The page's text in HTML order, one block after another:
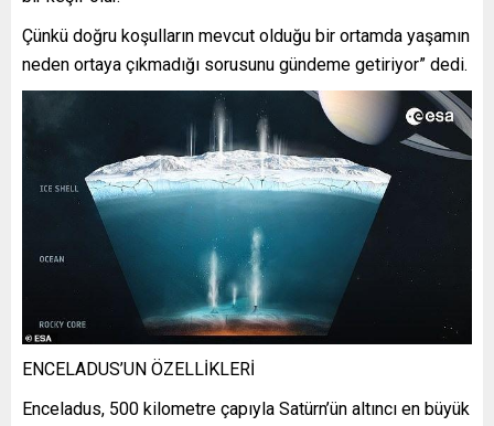
Çünkü doğru koşulların mevcut olduğu bir ortamda yaşamın
neden ortaya çıkmadığı sorusunu gündeme getiriyor” dedi.
ENCELADUS’UN ÖZELLİKLERİ
Enceladus, 500 kilometre çapıyla Satürn’ün altıncı en büyük